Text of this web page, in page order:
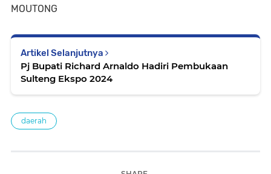
MOUTONG
Artikel Selanjutnya
Pj Bupati Richard Arnaldo Hadiri Pembukaan
Sulteng Ekspo 2024
daerah